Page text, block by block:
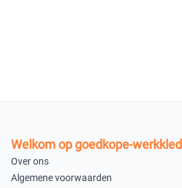
Welkom op goedkope-
Over ons
Algemene voorwaarden